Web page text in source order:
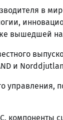
в
вышедшей
и